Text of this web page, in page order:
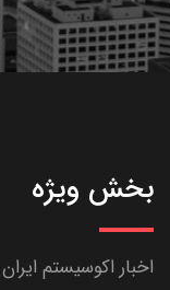
بخش ویژه
اخبار اکوسیستم ایران